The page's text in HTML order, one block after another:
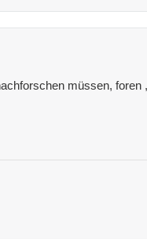
müssen, foren